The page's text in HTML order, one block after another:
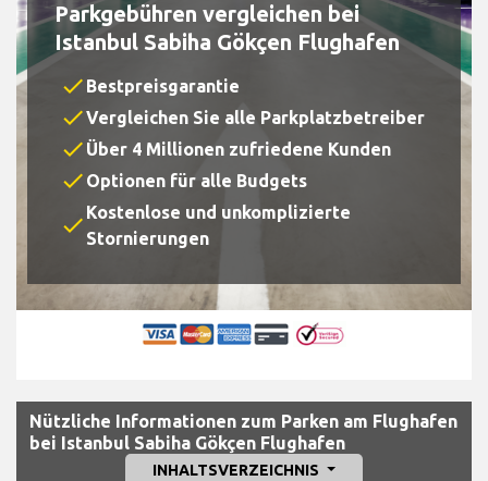
Parkgebühren vergleichen bei
Istanbul Sabiha Gökçen Flughafen
check Bestpreisgarantie
checkVergleichen Sie alle Parkplatzbetreiber
check Über 4 Millionen zufriedene Kunden
check Optionen für alle Budgets
check Kostenlose und unkomplizierte
Stornierungen
Nützliche Informationen zum Parken am Flughafen
bei Istanbul Sabiha Gökçen Flughafen
INHALTSVERZEICHNIS